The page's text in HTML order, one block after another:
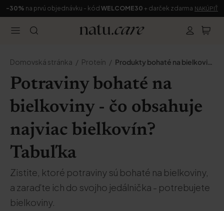
-30% na prvú objednávku - kód WELCOME30 + darček zdarma NAKÚPIŤ
Domovská stránka Proteín Produkty bohaté na bielkoviny
Potraviny bohaté na
bielkoviny - čo obsahuje
najviac bielkovín?
Tabuľka
Zistite, ktoré potraviny sú bohaté na bielkoviny,
a zaraďte ich do svojho jedálnička - potrebujete
bielkoviny.